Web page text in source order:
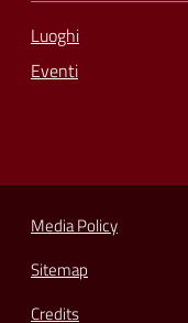
Luoghi
Eventi
Media Policy
Sitemap
Credits